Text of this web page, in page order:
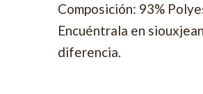
Composición: 93%
Encuéntrala en
diferencia.